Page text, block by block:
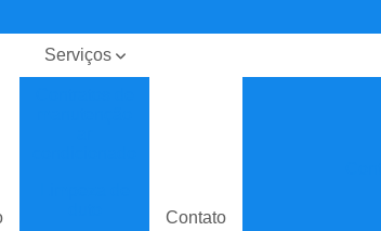
Serviços
Contato